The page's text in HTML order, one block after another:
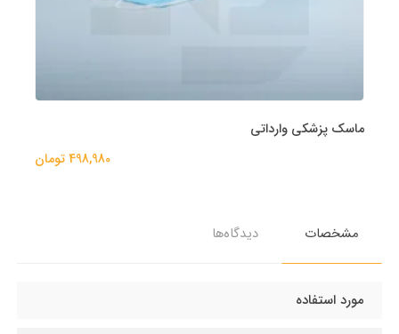
ماسک پزشکی وارداتی
498,980 تومان
مشخصات دیدگاه‌ها
مورد استفاده